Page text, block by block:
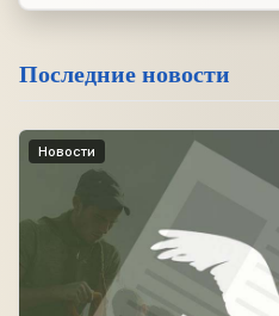
Последние новости
Новости